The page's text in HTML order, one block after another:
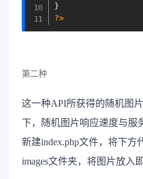
}
?>
第二种
这一种API所获得的随机图
下，随机图片响应速度与服
新建index.php文件，将下方
images文件夹，将图片放入即